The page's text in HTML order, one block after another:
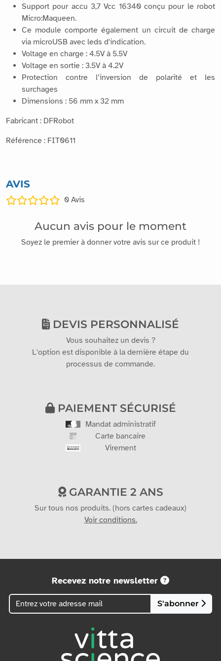
Support pour accu 3,7 Vcc 16340 conçu pour le robot
Micro:Maqueen.
Ce module comporte également un circuit de charge
via microUSB avec leds d'indication.
Voltage en charge : 4.5V à 5.5V
Voltage en sortie : 3.5V à 4.2V
Protection contre l’inversion de polarité et les
surchages
Dimensions : 56 mm x 32 mm
Fabricant : DFRobot
Référence : FIT0611
AVIS
0 Avis
Aucun avis pour le moment
Soyez le premier à donner votre avis sur ce produit !
DEVIS PERSONNALISÉ
Vous souhaitez un devis ?
L'option est disponible à la dernière étape du
processus de commande.
PAIEMENT SÉCURISÉ
Mandat administratif
Carte bancaire
Virement
GARANTIE 2 ANS
Sur tous nos produits. (hors cartes cadeaux)
Voir conditions.
Recevez notre newsletter
S'abonner